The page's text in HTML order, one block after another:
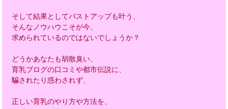
そして結果としてバストアップも叶う、
そんなノウハウこそが今、
求められているのではないでしょうか？
どうかあなたも胡散臭い、
育乳ブログの口コミや都市伝説に、
騙されたり惑わされず、
正しい育乳のやり方や方法を、